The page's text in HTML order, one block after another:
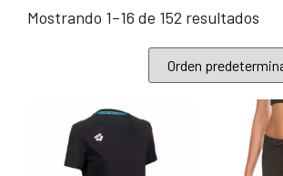
Mostrando 1–16 de 152 resultados